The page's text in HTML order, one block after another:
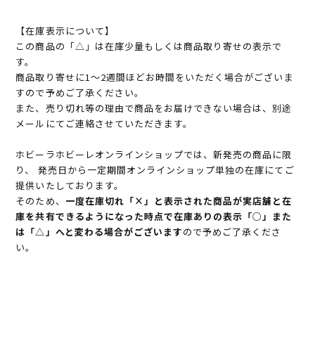
【在庫表示について】
この商品の「△」は在庫少量もしくは商品取り寄せの表示で
す。
商品取り寄せに1～2週間ほどお時間をいただく場合がございま
すので予めご了承ください。
また、売り切れ等の理由で商品をお届けできない場合は、別途
メールにてご連絡させていただきます。
ホビーラホビーレオンラインショップでは、新発売の商品に限
り、 発売日から一定期間オンラインショップ単独の在庫にてご
提供いたしております。
そのため、 一度在庫切れ「×」と表示された商品が実店舗と在
庫を共有できるようになった時点で在庫ありの表示「○」また
は「△」へと変わる場合がございますので予めご了承くださ
い。